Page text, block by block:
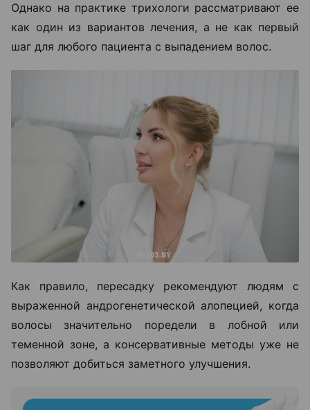
Однако на практике трихологи рассматривают ее
как один из вариантов лечения, а не как первый
шаг для любого пациента с выпадением волос.
Как правило, пересадку рекомендуют людям с
выраженной андрогенетической алопецией, когда
волосы значительно поредели в лобной или
теменной зоне, а консервативные методы уже не
позволяют добиться заметного улучшения.